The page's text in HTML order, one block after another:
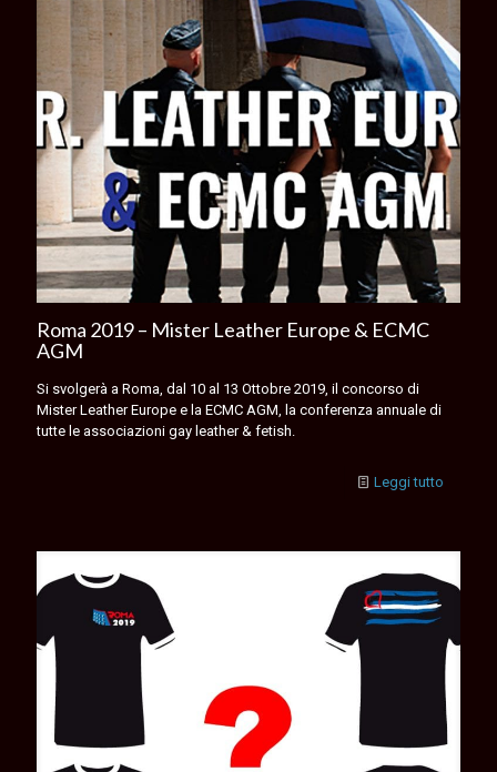
Roma 2019 – Mister Leather Europe & ECMC
AGM
Si svolgerà a Roma, dal 10 al 13 Ottobre 2019, il concorso di
Mister Leather Europe e la ECMC AGM, la conferenza annuale di
tutte le associazioni gay leather & fetish.
Leggi tutto